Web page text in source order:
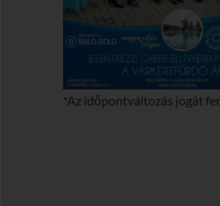
*Az időpontváltozás jogát